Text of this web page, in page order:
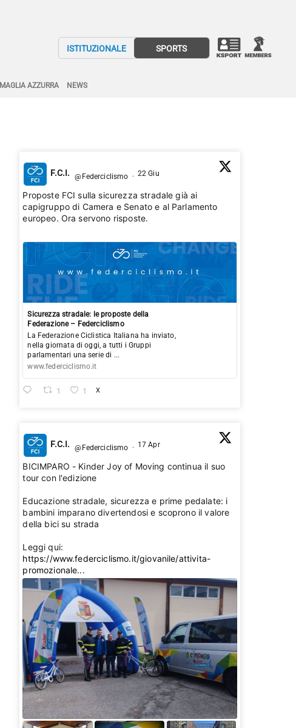
ISTITUZIONALE SPORTS
MAGLIA AZZURRA NEWS
F.C.I. @Federciclismo · 22 Giu
Proposte FCI sulla sicurezza stradale già ai
capigruppo di Camera e Senato e al Parlamento
europeo. Ora servono risposte.
Sicurezza stradale: le proposte della
Federazione – Federciclismo
La Federazione Ciclistica Italiana ha inviato,
nella giornata di oggi, a tutti i Gruppi
parlamentari una serie di ...
www.federciclismo.it
1 1 X
F.C.I. @Federciclismo · 17 Apr
BICIMPARO - Kinder Joy of Moving continua il suo
tour con l'edizione 2026🚴‍♂️
Educazione stradale, sicurezza e prime pedalate: i
bambini imparano divertendosi e scoprono il valore
della bici su strada 💛
Leggi qui:
https://www.federciclismo.it/giovanile/attivita-
promozionale...